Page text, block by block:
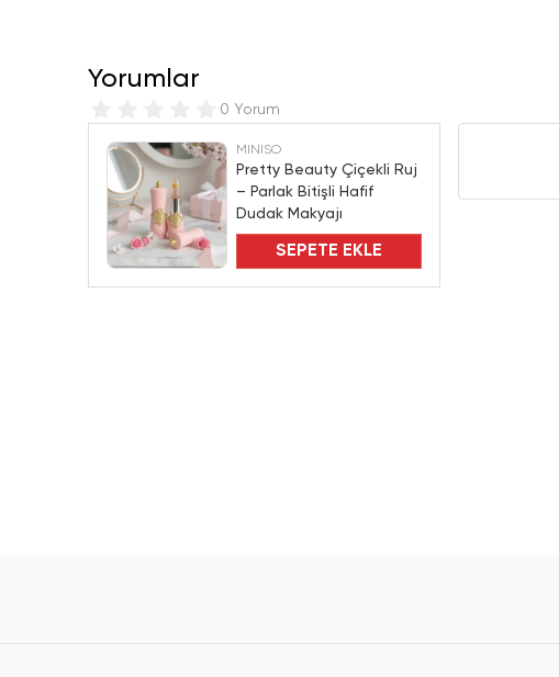
Yorumlar
0 Yorum
MINISO
Pretty Beauty Çiçekli Ruj
– Parlak Bitişli Hafif
Dudak Makyajı
SEPETE EKLE